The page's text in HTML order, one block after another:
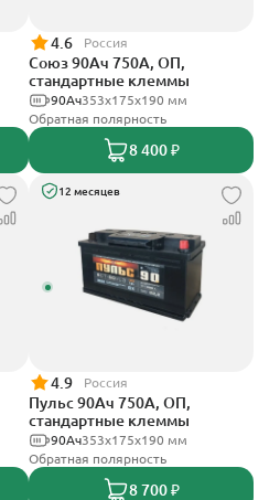
4.6 Россия
Союз 90Ач 750А, ОП,
стандартные клеммы
353x175x190 мм
90Ач
Обратная полярность
8 400 ₽
12 месяцев
4.9 Россия
Пульс 90Ач 750А, ОП,
стандартные клеммы
353x175x190 мм
90Ач
Обратная полярность
8 700 ₽